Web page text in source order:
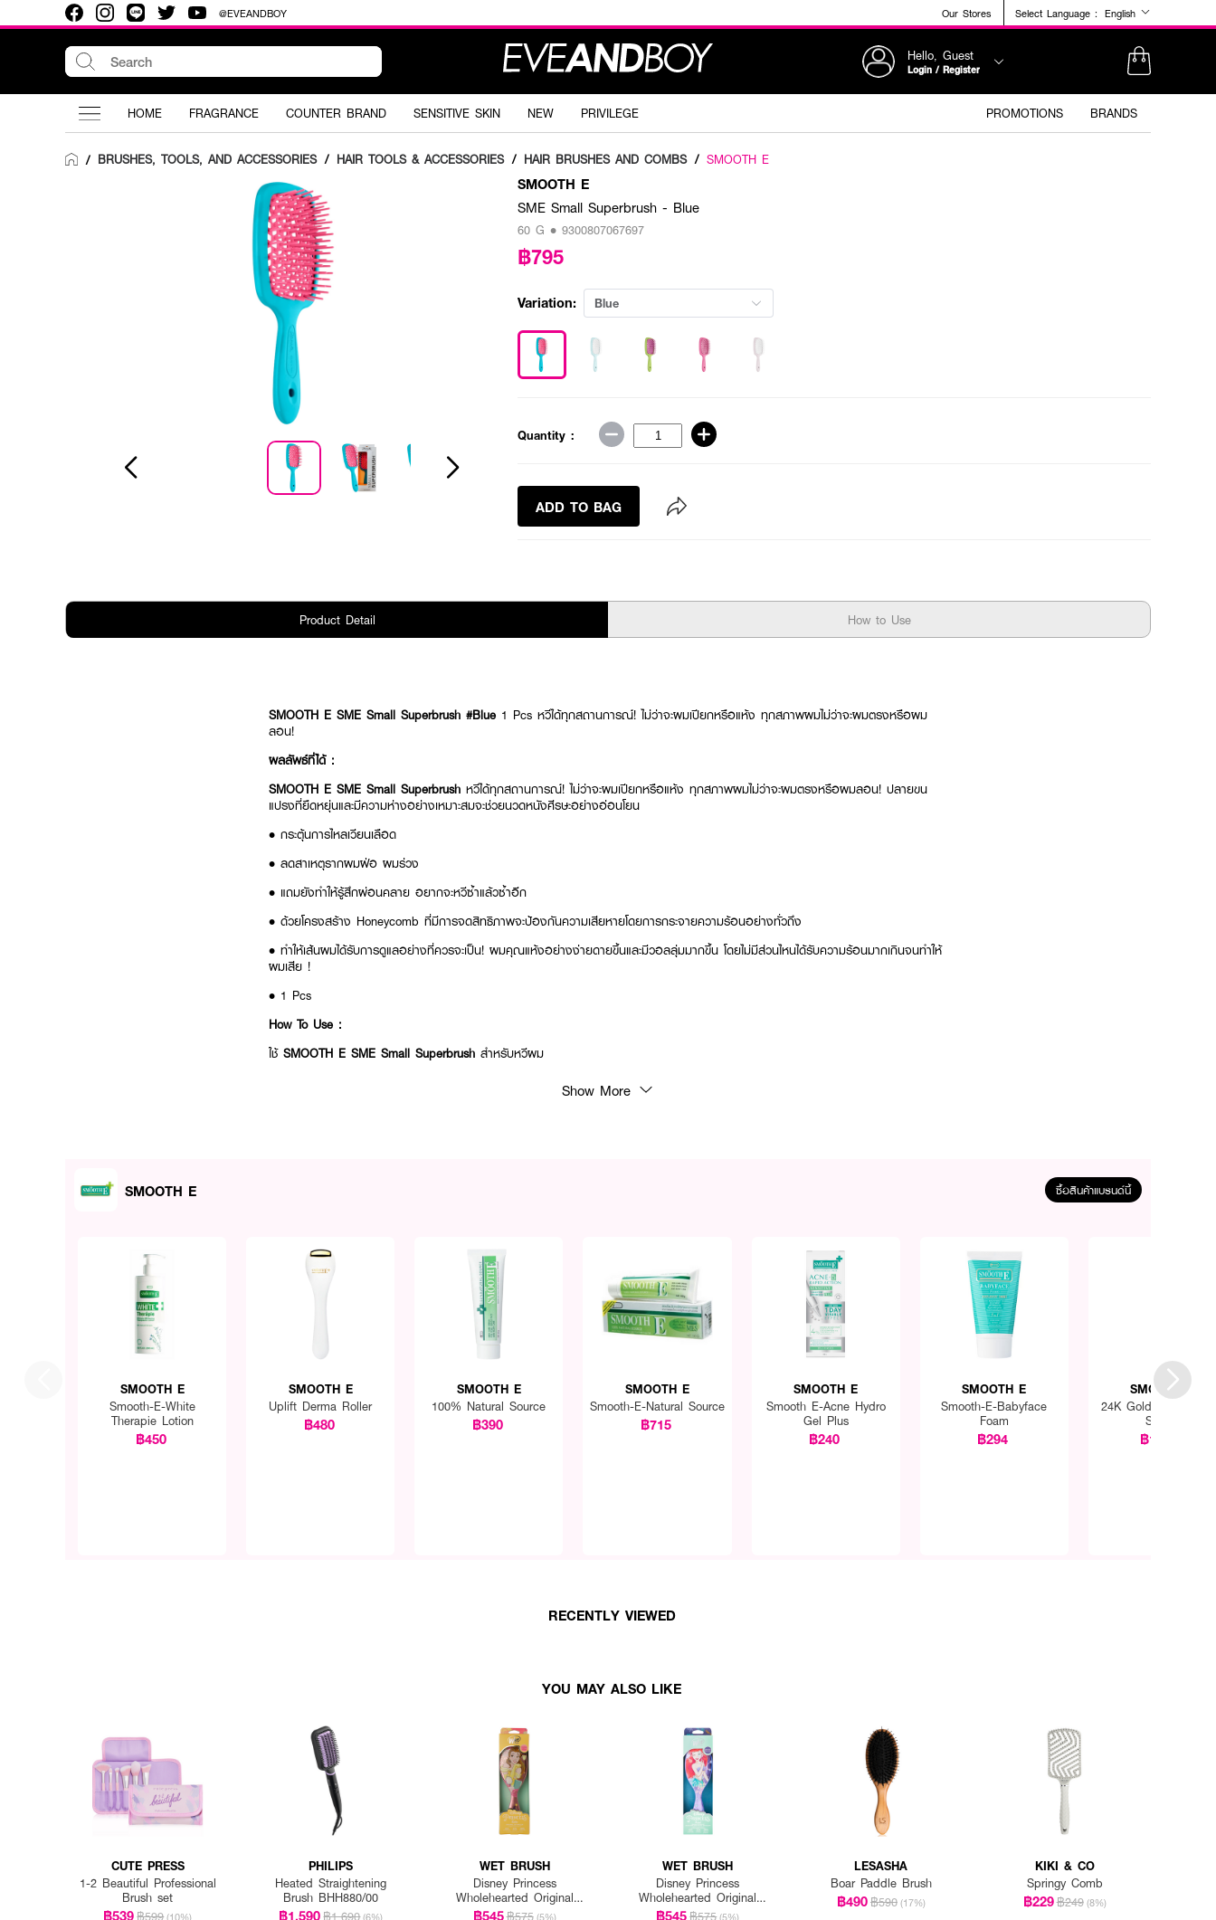
@EVEANDBOY Our Stores Select Language : English
Hello, Guest
Login / Register
HOME FRAGRANCE COUNTER BRAND SENSITIVE SKIN NEW PRIVILEGE PROMOTIONS BRANDS
/ BRUSHES, TOOLS, AND ACCESSORIES / HAIR TOOLS & ACCESSORIES / HAIR BRUSHES AND COMBS / SMOOTH E
SMOOTH E
SME Small Superbrush - Blue
60 G • 9300807067697
฿795
Variation: Blue
Quantity :
ADD TO BAG
Product Detail How to Use
SMOOTH E SME Small Superbrush #Blue 1 Pcs หวีได้ทุกสถานการณ์! ไม่ว่าจะผมเปียกหรือแห้ง ทุกสภาพผมไม่ว่าจะผมตรงหรือผม
ลอน!
ผลลัพธ์ที่ได้ :
SMOOTH E SME Small Superbrush หวีได้ทุกสถานการณ์! ไม่ว่าจะผมเปียกหรือแห้ง ทุกสภาพผมไม่ว่าจะผมตรงหรือผมลอน! ปลายขน
แปรงที่ยืดหยุ่นและมีความห่างอย่างเหมาะสมจะช่วยนวดหนังศีรษะอย่างอ่อนโยน
• กระตุ้นการไหลเวียนเลือด
• ลดสาเหตุรากผมฝ่อ ผมร่วง
• แถมยังทำให้รู้สึกผ่อนคลาย อยากจะหวีซ้ำแล้วซ้ำอีก
• ด้วยโครงสร้าง Honeycomb ที่มีการจดสิทธิภาพจะป้องกันความเสียหายโดยการกระจายความร้อนอย่างทั่วถึง
• ทำให้เส้นผมได้รับการดูแลอย่างที่ควรจะเป็น! ผมคุณแห้งอย่างง่ายดายขึ้นและมีวอลลุ่มมากขึ้น โดยไม่มีส่วนไหนได้รับความร้อนมากเกินจนทำให้
ผมเสีย !
• 1 Pcs
How To Use :
ใช้ SMOOTH E SME Small Superbrush สำหรับหวีผม
Show More
SMOOTH E ซื้อสินค้าแบรนด์นี้
SMOOTH E
Smooth-E-White
Therapie Lotion
฿450
SMOOTH E
Uplift Derma Roller
฿480
SMOOTH E
100% Natural Source
฿390
SMOOTH E
Smooth-E-Natural Source
฿715
SMOOTH E
Smooth E-Acne Hydro
Gel Plus
฿240
SMOOTH E
Smooth-E-Babyface
Foam
฿294
SMOOTH E
24K Gold Hydro
Serum
฿1,050
RECENTLY VIEWED
YOU MAY ALSO LIKE
CUTE PRESS
1-2 Beautiful Professional
Brush set
฿539฿599 (10%)
PHILIPS
Heated Straightening
Brush BHH880/00
฿1,590฿1,690 (6%)
WET BRUSH
Disney Princess
Wholehearted Original
Detangler-Belle Light Pink
฿545฿575 (5%)
WET BRUSH
Disney Princess
Wholehearted Original
Detangler-Ariel Purple
฿545฿575 (5%)
LESASHA
Boar Paddle Brush
฿490฿590 (17%)
KIKI & CO
Springy Comb
฿229฿249 (8%)